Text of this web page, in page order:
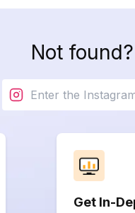
Not
Get In-